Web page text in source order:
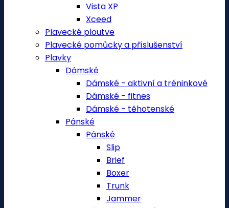
Vista XP
Xceed
Plavecké ploutve
Plavecké pomůcky a příslušenství
Plavky
Dámské
Dámské - aktivní a tréninkové
Dámské - fitnes
Dámské - těhotenské
Pánské
Pánské
Slip
Brief
Boxer
Trunk
Jammer